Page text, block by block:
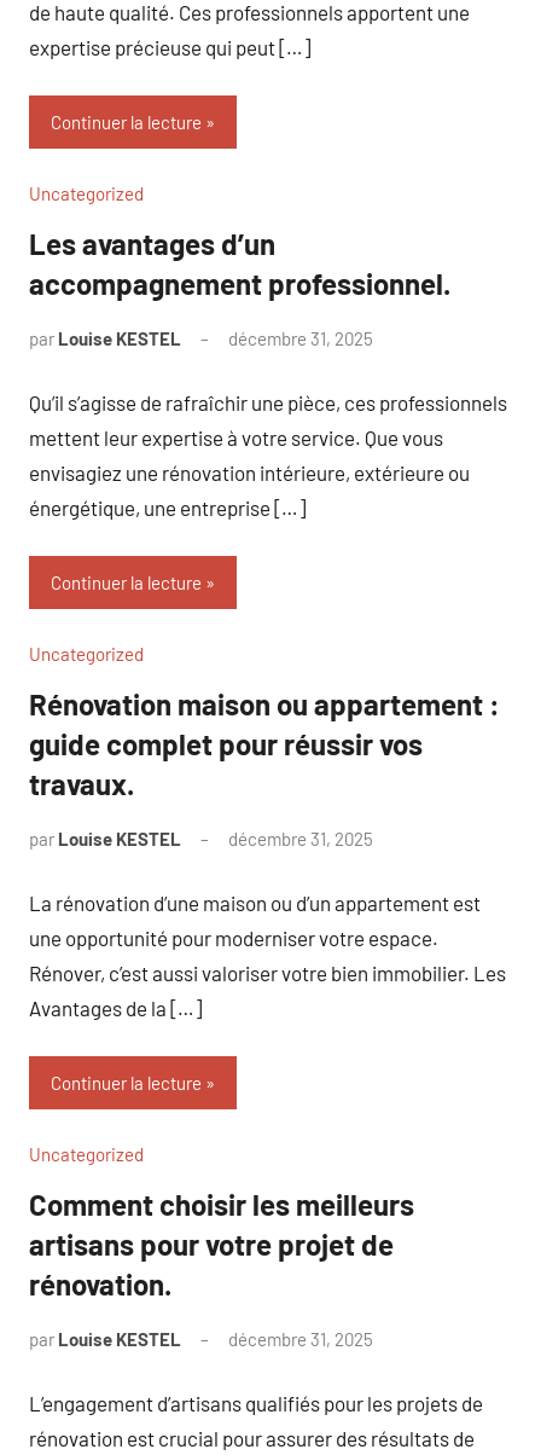
de haute qualité. Ces professionnels apportent une
expertise précieuse qui peut […]
Continuer la lecture
Uncategorized
Les avantages d’un
accompagnement professionnel.
par Louise KESTEL décembre 31, 2025
Qu’il s’agisse de rafraîchir une pièce, ces professionnels
mettent leur expertise à votre service. Que vous
envisagiez une rénovation intérieure, extérieure ou
énergétique, une entreprise […]
Continuer la lecture
Uncategorized
Rénovation maison ou appartement :
guide complet pour réussir vos
travaux.
par Louise KESTEL décembre 31, 2025
La rénovation d’une maison ou d’un appartement est
une opportunité pour moderniser votre espace.
Rénover, c’est aussi valoriser votre bien immobilier. Les
Avantages de la […]
Continuer la lecture
Uncategorized
Comment choisir les meilleurs
artisans pour votre projet de
rénovation.
par Louise KESTEL décembre 31, 2025
L’engagement d’artisans qualifiés pour les projets de
rénovation est crucial pour assurer des résultats de